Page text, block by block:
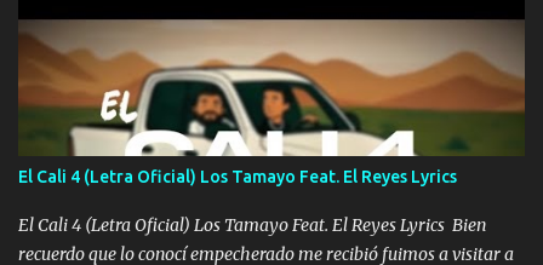
pa más pues hay charola les voy a dar hasta topar pues no hay de
otra Música Surcando bien mi camino voy por mi línea no veo a
los lados aquel que no corre vuela no se me duerm voy chicoteado
Ya pasé varias hazañas ya tienen rato que me agarran el colmillo
de este León los estatales no sé esperaron Al tiro esta la PrimiZa
también la nueve que cargo al lado doy la mano al que su amigo y
al traicionero damos pa abajo Y No me paran aquí hay pa más
pues hay charola les voy a dar hasta topar pues no hay de otra...
El Cali 4 (Letra Oficial) Los Tamayo Feat. El Reyes Lyrics
El Cali 4 (Letra Oficial) Los Tamayo Feat. El Reyes Lyrics Bien
recuerdo que lo conocí empecherado me recibió fuimos a visitar a